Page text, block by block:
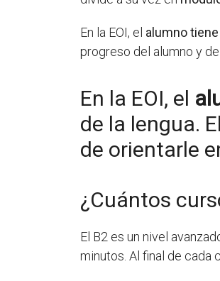
En la EOI, el alumno
progreso del alumno y
En la EOI, el
de la lengua.
de orientarle
¿Cuántos
El B2 es un nivel
minutos. Al final de cada